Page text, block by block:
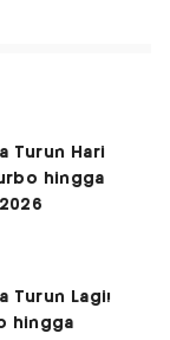
Turun Hari
hingga
Turun Lagi!
hingga